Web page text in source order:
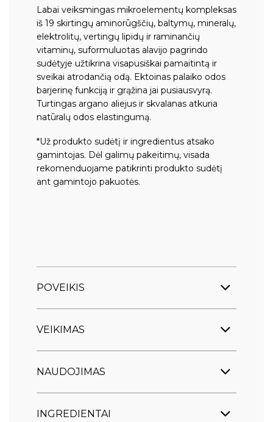
Labai veiksmingas mikroelementų kompleksas
iš 19 skirtingų aminorūgščių, baltymų, mineralų,
elektrolitų, vertingų lipidų ir raminančių
vitaminų, suformuluotas alavijo pagrindo
sudėtyje užtikrina visapusiškai pamaitintą ir
sveikai atrodančią odą. Ektoinas palaiko odos
barjerinę funkciją ir grąžina jai pusiausvyrą.
Turtingas argano aliejus ir skvalanas atkuria
natūralų odos elastingumą.
*Už produkto sudėtį ir ingredientus atsako
gamintojas. Dėl galimų pakeitimų, visada
rekomenduojame patikrinti produkto sudėtį
ant gamintojo pakuotės.
POVEIKIS
VEIKIMAS
NAUDOJIMAS
INGREDIENTAI